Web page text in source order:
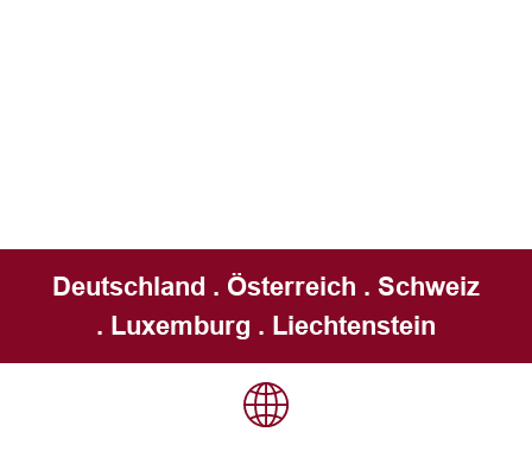
Deutschland . Österreich . Schweiz
. Luxemburg . Liechtenstein